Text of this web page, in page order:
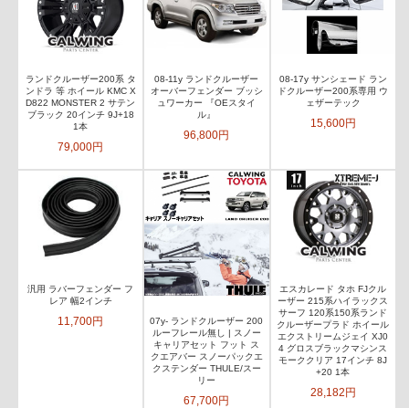
ランドクルーザー200系 タ
ンドラ 等 ホイール KMC X
D822 MONSTER 2 サテン
ブラック 20インチ 9J+18
1本
79,000円
08-11y ランドクルーザー
オーバーフェンダー ブッシ
ュワーカー 『OEスタイ
ル』
96,800円
08-17y サンシェード ラン
ドクルーザー200系専用 ウ
ェザーテック
15,600円
汎用 ラバーフェンダー フ
レア 幅2インチ
11,700円
07y- ランドクルーザー 200
ルーフレール無し | スノー
キャリアセット フット ス
クエアバー スノーパックエ
クステンダー THULE/スー
リー
67,700円
エスカレード タホ FJクル
ーザー 215系ハイラックス
サーフ 120系150系ランド
クルーザープラド ホイール
エクストリームジェイ XJ0
4 グロスブラックマシンス
モーククリア 17インチ 8J
+20 1本
28,182円